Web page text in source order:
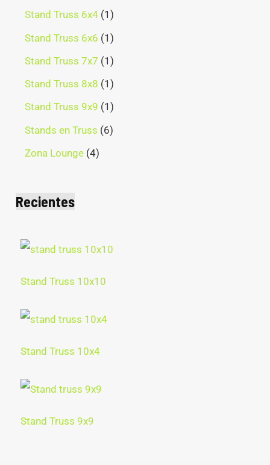
Stand Truss 6x4 1
Stand Truss 6x6 1
Stand Truss 7x7 1
Stand Truss 8x8 1
Stand Truss 9x9 1
Stands en Truss 6
Zona Lounge 4
Recientes
Stand Truss 10x10
Stand Truss 10x4
Stand Truss 9x9